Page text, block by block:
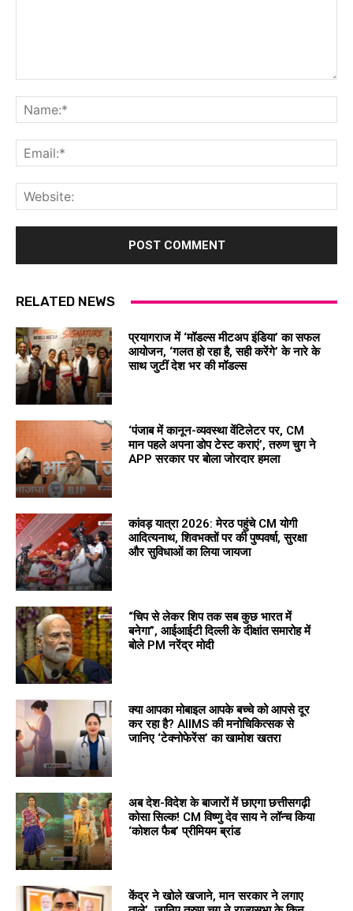
RELATED NEWS
प्रयागराज में ‘मॉडल्स मीटअप इंडिया’ का सफल
आयोजन, ‘गलत हो रहा है, सही करेंगे’ के नारे के
साथ जुटीं देश भर की मॉडल्स
‘पंजाब में कानून-व्यवस्था वेंटिलेटर पर, CM
मान पहले अपना डोप टेस्ट कराएं’, तरुण चुग ने
APP सरकार पर बोला जोरदार हमला
कांवड़ यात्रा 2026: मेरठ पहुंचे CM योगी
आदित्यनाथ, शिवभक्तों पर की पुष्पवर्षा, सुरक्षा
और सुविधाओं का लिया जायजा
“चिप से लेकर शिप तक सब कुछ भारत में
बनेगा”, आईआईटी दिल्ली के दीक्षांत समारोह में
बोले PM नरेंद्र मोदी
क्या आपका मोबाइल आपके बच्चे को आपसे दूर
कर रहा है? AIIMS की मनोचिकित्सक से
जानिए ‘टेक्नोफेरेंस’ का खामोश खतरा
अब देश-विदेश के बाजारों में छाएगा छत्तीसगढ़ी
कोसा सिल्क! CM विष्णु देव साय ने लॉन्च किया
‘कोशल फैब’ प्रीमियम ब्रांड
केंद्र ने खोले खजाने, मान सरकार ने लगाए